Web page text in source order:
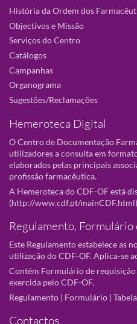
História da Ordem dos
Objectivos e Missão
Serviços do Centro
Catálogos
Campanhas
Organograma
Sugestões/Reclamações
Hemeroteca Digital
O Centro de Documentação
utilizadores a consulta em
elaborados pelas principais
profissão farmacêutica.
A Hemeroteca do CDF-OF está
(http://www.cdf.pt/mainCDF.html
Regulamento, Formulário
Este Regulamento estabelece as
utilização do CDF-OF. Aplica-se
Contém Formulário de requisição
exercida pelo CDF-OF.
Regulamento | Formulário |
Contactos